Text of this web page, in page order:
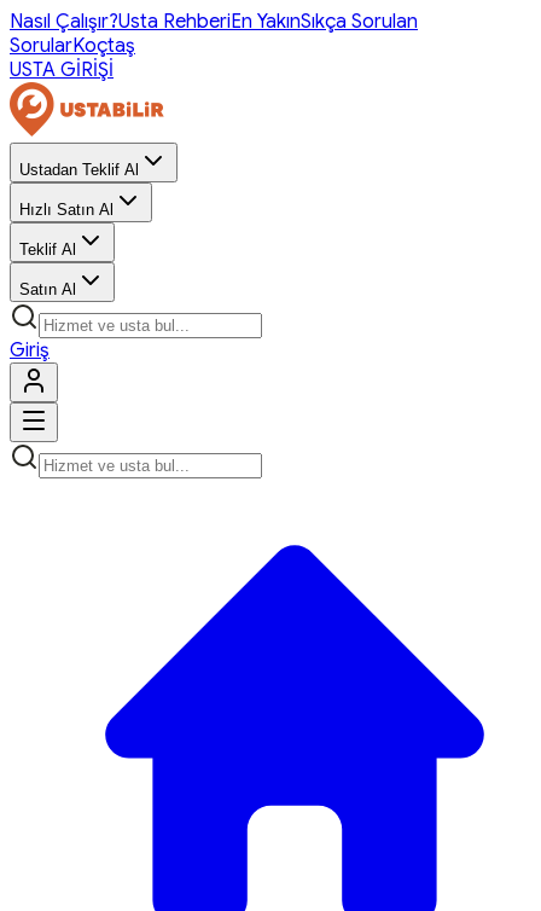
Nasıl Çalışır?Usta RehberiEn YakınSıkça Sorulan
SorularKoçtaş
USTA GİRİŞİ
Ustadan Teklif Al
Hızlı Satın Al
Teklif Al
Satın Al
Giriş